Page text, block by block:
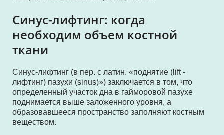
Синус-лифтинг: когда
необходим объем костной
ткани
Синус-лифтинг (в пер. с латин. «поднятие (lift -
лифтинг) пазухи (sinus)») заключается в том, что
определенный участок дна в гайморовой пазухе
поднимается выше заложенного уровня, а
образовавшееся пространство заполняют костным
веществом.